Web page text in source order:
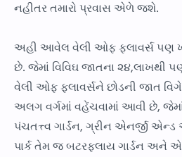
નહીતર તમારો પ્રવાસ એળે જશે.
અહી આવેલ વેલી ઓફ ફ્લાવર્સ ૫ણ
છે. જેમાં વિવિઘ જાતના ૨૪,લાખથી
વેલી ઓફ ફ્લાવર્સને છોડની જાત
અલગ વર્ગમાં વહેંચવામાં આવી છે,
પંચતત્ત્વ ગાર્ડન, ગ્રીન એનર્જી એન્ડ
પાર્ક તેમ જ બટરફ્લાય ગાર્ડન અને